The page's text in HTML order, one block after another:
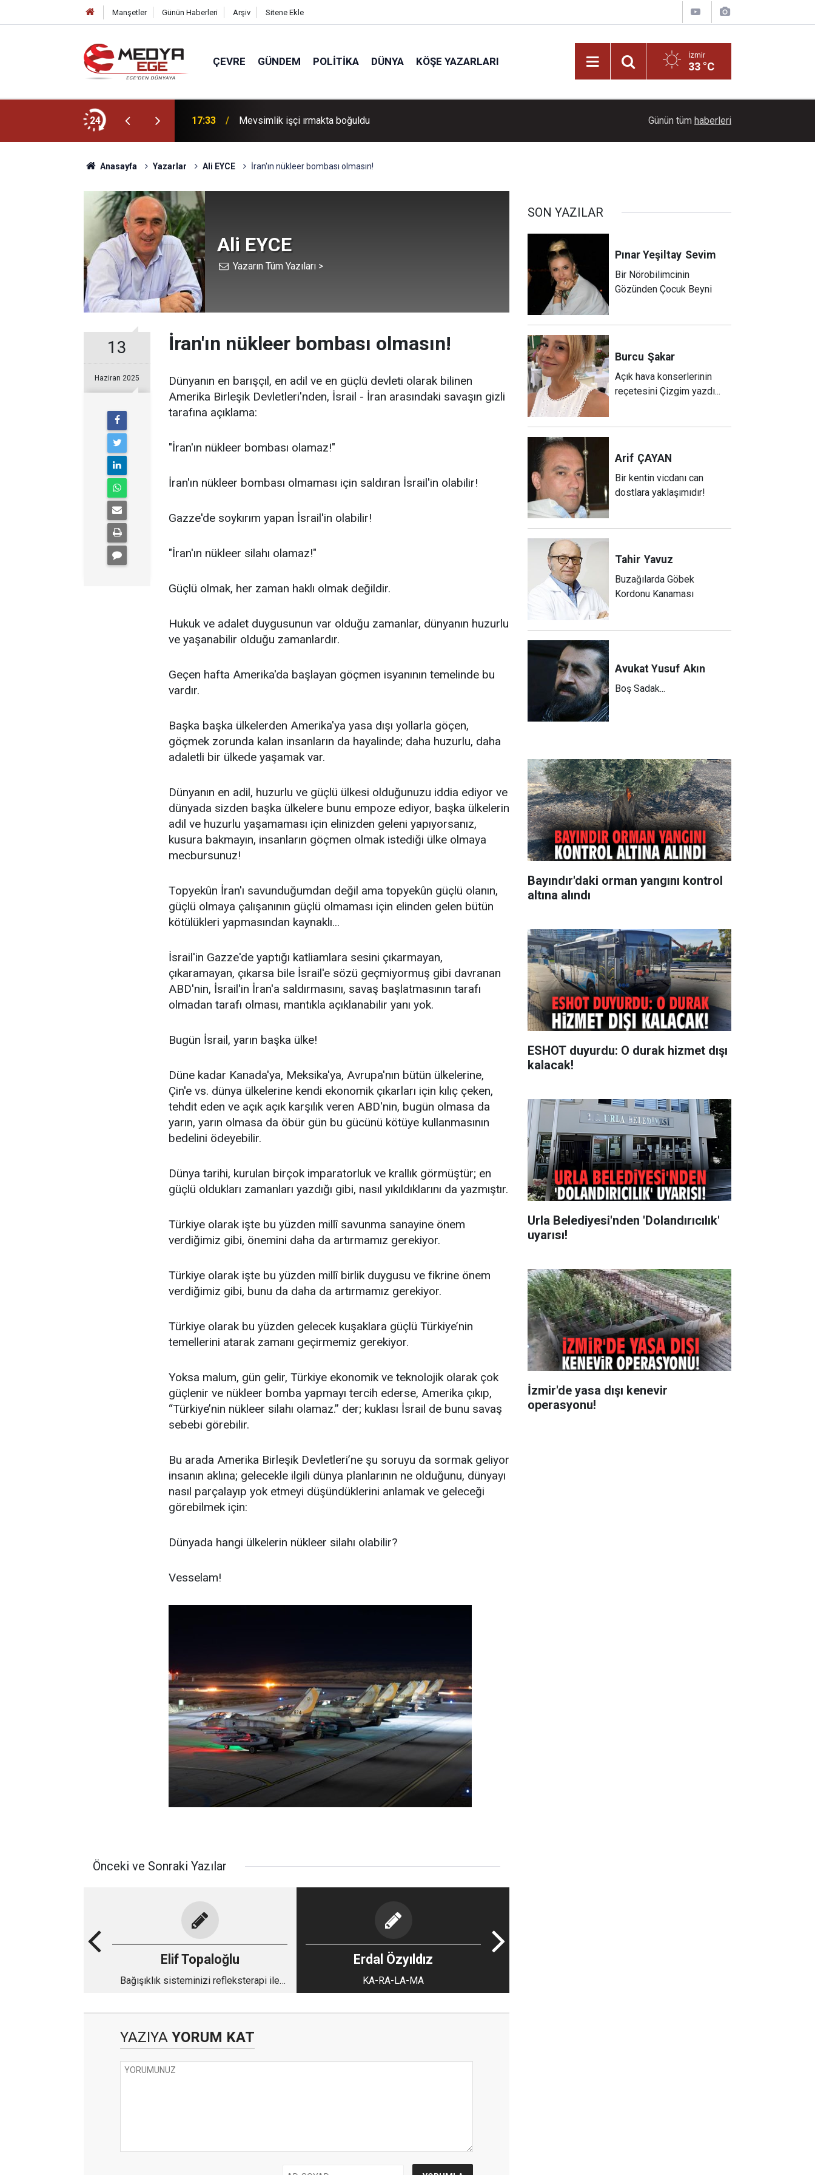
Manşetler Günün Haberleri Arşiv Sitene Ekle
ÇEVRE GÜNDEM POLITIKA DÜNYA KÖŞE YAZARLARI İzmir
33 °C
24
teklifi TBMM Adalet Komisyonu'nda 17:33 Mevsimlik işçi ırmakta boğuldu FETÖ’cü Burkay Karatepe’nin ablası gözaltına
Günün tüm haberleri
Anasayfa Yazarlar Ali EYCE İran'ın nükleer bombası olmasın!
Ali EYCE
Yazarın Tüm Yazıları >
13
Haziran 2025
İran'ın nükleer bombası olmasın!
Dünyanın en barışçıl, en adil ve en güçlü devleti olarak bilinen
Amerika Birleşik Devletleri'nden, İsrail - İran arasındaki savaşın gizli
tarafına açıklama:
"İran'ın nükleer bombası olamaz!"
İran'ın nükleer bombası olmaması için saldıran İsrail'in olabilir!
Gazze'de soykırım yapan İsrail'in olabilir!
"İran'ın nükleer silahı olamaz!"
Güçlü olmak, her zaman haklı olmak değildir.
Hukuk ve adalet duygusunun var olduğu zamanlar, dünyanın huzurlu
ve yaşanabilir olduğu zamanlardır.
Geçen hafta Amerika'da başlayan göçmen isyanının temelinde bu
vardır.
Başka başka ülkelerden Amerika'ya yasa dışı yollarla göçen,
göçmek zorunda kalan insanların da hayalinde; daha huzurlu, daha
adaletli bir ülkede yaşamak var.
Dünyanın en adil, huzurlu ve güçlü ülkesi olduğunuzu iddia ediyor ve
dünyada sizden başka ülkelere bunu empoze ediyor, başka ülkelerin
adil ve huzurlu yaşamaması için elinizden geleni yapıyorsanız,
kusura bakmayın, insanların göçmen olmak istediği ülke olmaya
mecbursunuz!
Topyekûn İran'ı savunduğumdan değil ama topyekûn güçlü olanın,
güçlü olmaya çalışanının güçlü olmaması için elinden gelen bütün
kötülükleri yapmasından kaynaklı...
İsrail'in Gazze'de yaptığı katliamlara sesini çıkarmayan,
çıkaramayan, çıkarsa bile İsrail'e sözü geçmiyormuş gibi davranan
ABD'nin, İsrail'in İran'a saldırmasını, savaş başlatmasının tarafı
olmadan tarafı olması, mantıkla açıklanabilir yanı yok.
Bugün İsrail, yarın başka ülke!
Düne kadar Kanada'ya, Meksika'ya, Avrupa'nın bütün ülkelerine,
Çin'e vs. dünya ülkelerine kendi ekonomik çıkarları için kılıç çeken,
tehdit eden ve açık açık karşılık veren ABD'nin, bugün olmasa da
yarın, yarın olmasa da öbür gün bu gücünü kötüye kullanmasının
bedelini ödeyebilir.
Dünya tarihi, kurulan birçok imparatorluk ve krallık görmüştür; en
güçlü oldukları zamanları yazdığı gibi, nasıl yıkıldıklarını da yazmıştır.
Türkiye olarak işte bu yüzden millî savunma sanayine önem
verdiğimiz gibi, önemini daha da artırmamız gerekiyor.
Türkiye olarak işte bu yüzden millî birlik duygusu ve fikrine önem
verdiğimiz gibi, bunu da daha da artırmamız gerekiyor.
Türkiye olarak bu yüzden gelecek kuşaklara güçlü Türkiye’nin
temellerini atarak zamanı geçirmemiz gerekiyor.
Yoksa malum, gün gelir, Türkiye ekonomik ve teknolojik olarak çok
güçlenir ve nükleer bomba yapmayı tercih ederse, Amerika çıkıp,
“Türkiye’nin nükleer silahı olamaz.” der; kuklası İsrail de bunu savaş
sebebi görebilir.
Bu arada Amerika Birleşik Devletleri’ne şu soruyu da sormak geliyor
insanın aklına; gelecekle ilgili dünya planlarının ne olduğunu, dünyayı
nasıl parçalayıp yok etmeyi düşündüklerini anlamak ve geleceği
görebilmek için:
Dünyada hangi ülkelerin nükleer silahı olabilir?
Vesselam!
Önceki ve Sonraki Yazılar
Elif Topaloğlu
Bağışıklık sisteminizi refleksterapi ile
Erdal Özyıldız
KA-RA-LA-MA
YAZIYA YORUM KAT
SON YAZILAR
Pınar Yeşiltay Sevim
Bir Nörobilimcinin
Gözünden Çocuk Beyni
Burcu Şakar
Açık hava konserlerinin
reçetesini Çizgim yazdı...
Arif ÇAYAN
Bir kentin vicdanı can
dostlara yaklaşımıdır!
Tahir Yavuz
Buzağılarda Göbek
Kordonu Kanaması
Avukat Yusuf Akın
Boş Sadak...
Bayındır'daki orman yangını kontrol
altına alındı
ESHOT duyurdu: O durak hizmet dışı
kalacak!
Urla Belediyesi'nden 'Dolandırıcılık'
uyarısı!
İzmir'de yasa dışı kenevir
operasyonu!